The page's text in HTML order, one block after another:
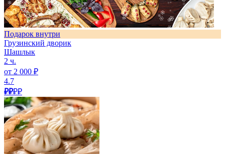
Подарок внутри
Грузинский дворик
Шашлык
2 ч.
от 2 000 ₽
4.7
₽₽₽₽